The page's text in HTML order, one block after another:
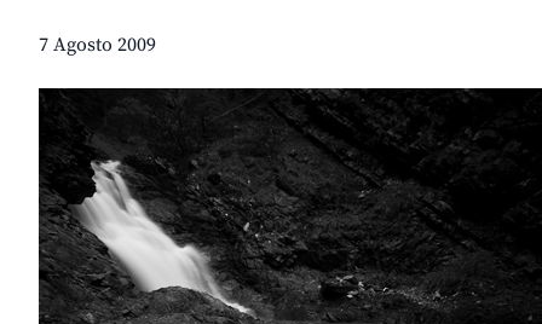
7 Agosto 2009